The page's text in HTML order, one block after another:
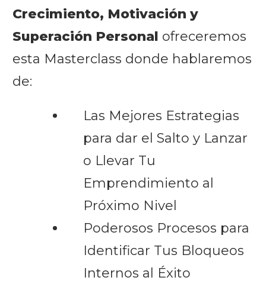
Crecimiento, Motivación y
Superación Personal ofreceremos
esta Masterclass donde hablaremos
de:
Las Mejores Estrategias
para dar el Salto y Lanzar
o Llevar Tu
Emprendimiento al
Próximo Nivel
Poderosos Procesos para
Identificar Tus Bloqueos
Internos al Éxito